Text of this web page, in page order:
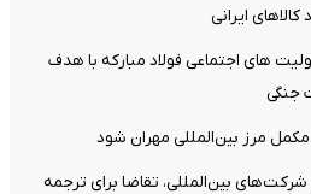
ایرانی
های اجتماعی فولاد مبارکه با هدف
جنگی
مرز بین‌المللی مهران شود
شرکت‌های بین‌المللی، تقاضا برای ترجمه